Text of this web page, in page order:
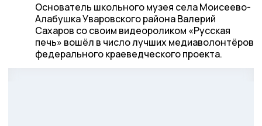
Основатель школьного музея села Моисеево-
Алабушка Уваровского района Валерий
Сахаров со своим видеороликом «Русская
печь» вошёл в число лучших медиаволонтёров
федерального краеведческого проекта.